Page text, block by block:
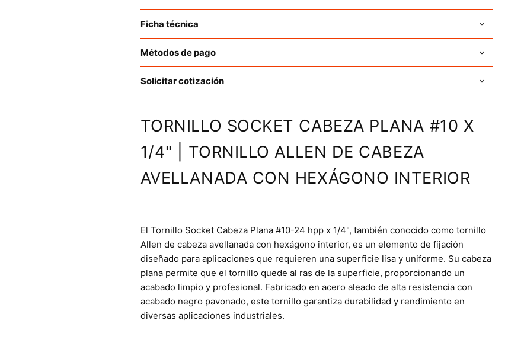
Ficha técnica
Métodos de pago
Solicitar cotización
TORNILLO SOCKET CABEZA PLANA #10 X
1/4" | TORNILLO ALLEN DE CABEZA
AVELLANADA CON HEXÁGONO INTERIOR
El Tornillo Socket Cabeza Plana #10-24 hpp x 1/4", también conocido como tornillo
Allen de cabeza avellanada con hexágono interior, es un elemento de fijación
diseñado para aplicaciones que requieren una superficie lisa y uniforme. Su cabeza
plana permite que el tornillo quede al ras de la superficie, proporcionando un
acabado limpio y profesional. Fabricado en acero aleado de alta resistencia con
acabado negro pavonado, este tornillo garantiza durabilidad y rendimiento en
diversas aplicaciones industriales.